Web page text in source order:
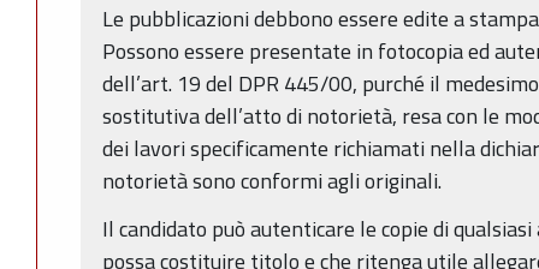
Le pubblicazioni debbono essere edite a
Possono essere presentate in fotocopia ed
dell’art. 19 del DPR 445/00, purché il
sostitutiva dell’atto di notorietà, resa con le
dei lavori specificamente richiamati nella
notorietà sono conformi agli originali.
Il candidato può autenticare le copie di
possa costituire titolo e che ritenga utile